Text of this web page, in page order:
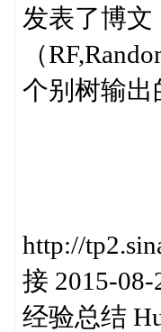
发表了博文
（
个别树输出
http://
接 2015-08-
经验总结